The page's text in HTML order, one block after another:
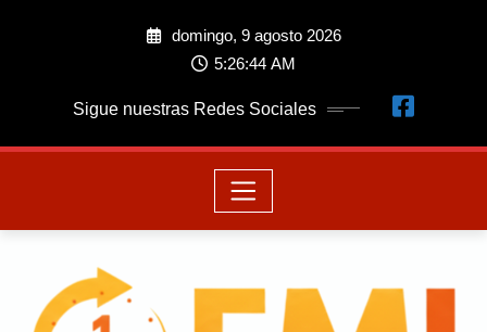
domingo, 9 agosto 2026
5:26:45 AM
Sigue nuestras Redes Sociales